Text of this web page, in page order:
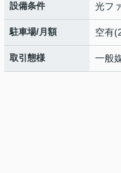
設備条件 光フ
駐車場/月額 空有
取引態様 一般